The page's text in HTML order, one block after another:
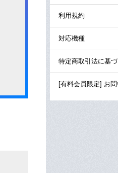
利用規約
対応機種
特定商取引法に基
[有料会員限定] お